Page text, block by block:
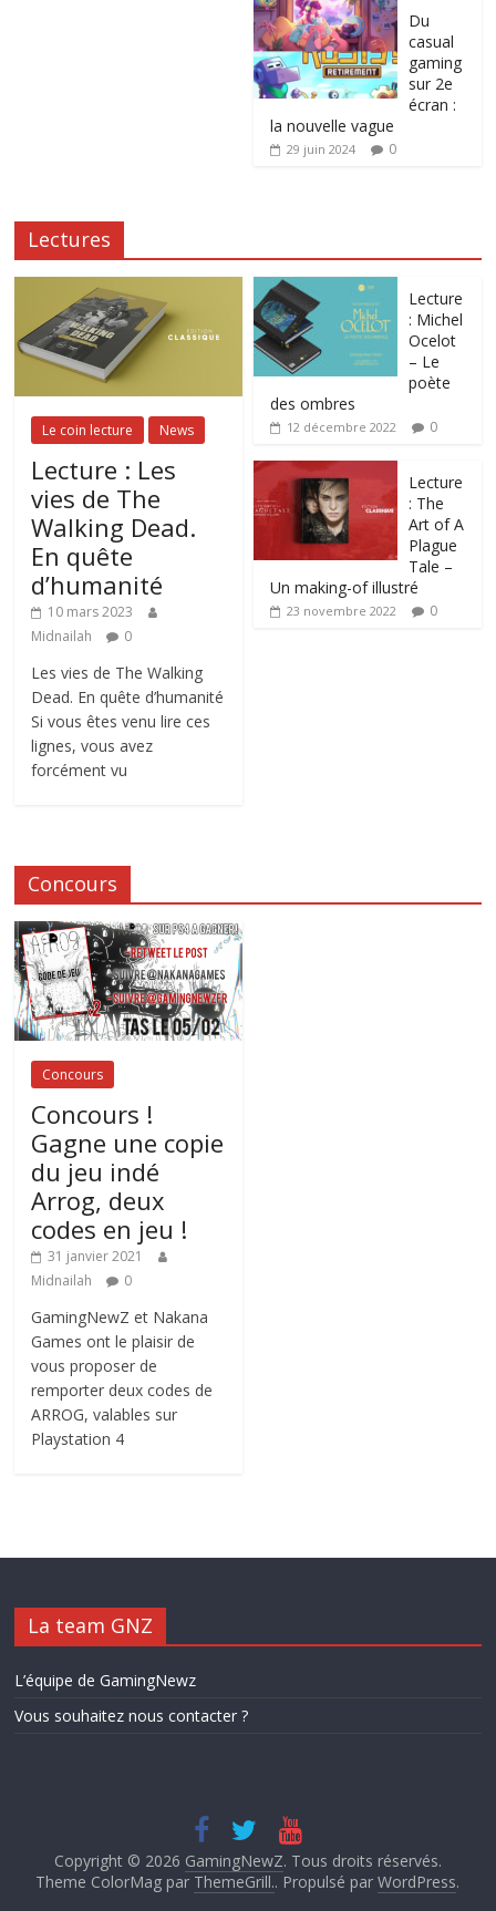
Du
casual
gaming
sur 2e
écran :
la nouvelle vague
29 juin 2024 0
Lectures
Le coin lecture News
Lecture : Les
vies de The
Walking Dead.
En quête
d’humanité
10 mars 2023
Midnailah
0
Les vies de The Walking
Dead. En quête d’humanité
Si vous êtes venu lire ces
lignes, vous avez
forcément vu
Lecture
: Michel
Ocelot
– Le
poète
des ombres
12 décembre 2022 0
Lecture
: The
Art of A
Plague
Tale –
Un making-of illustré
23 novembre 2022 0
Concours
Concours
Concours !
Gagne une copie
du jeu indé
Arrog, deux
codes en jeu !
31 janvier 2021
Midnailah
0
GamingNewZ et Nakana
Games ont le plaisir de
vous proposer de
remporter deux codes de
ARROG, valables sur
Playstation 4
La team GNZ
L’équipe de GamingNewz
Vous souhaitez nous contacter ?
Copyright © 2026 GamingNewZ. Tous droits réservés.
Theme ColorMag par ThemeGrill.. Propulsé parWordPress.